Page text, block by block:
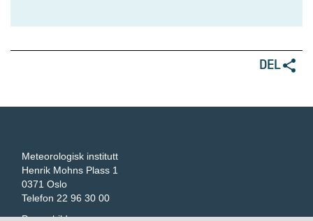
DEL
Meteorologisk institutt
Henrik Mohns Plass 1
0371 Oslo
Telefon 22 96 30 00